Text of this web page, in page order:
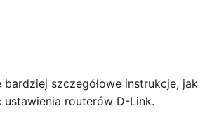
bardziej szczegółowe instrukcje, jak
routerów D-Link.